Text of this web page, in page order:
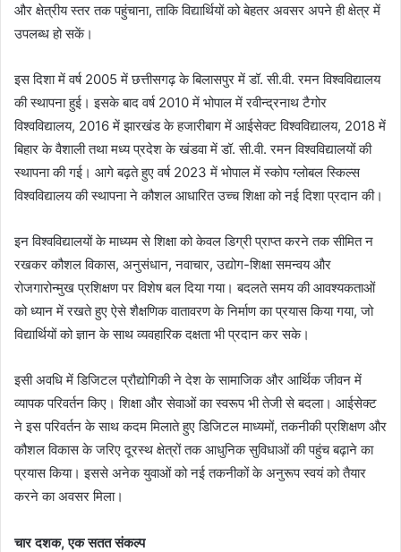
और क्षेत्रीय स्तर तक पहुंचाना, ताकि विद्यार्थियों को बेहतर अवसर अपने ही क्षेत्र में
उपलब्ध हो सकें।
इस दिशा में वर्ष 2005 में छत्तीसगढ़ के बिलासपुर में डॉ. सी.वी. रमन विश्वविद्यालय
की स्थापना हुई। इसके बाद वर्ष 2010 में भोपाल में रवीन्द्रनाथ टैगोर
विश्वविद्यालय, 2016 में झारखंड के हजारीबाग में आईसेक्ट विश्वविद्यालय, 2018 में
बिहार के वैशाली तथा मध्य प्रदेश के खंडवा में डॉ. सी.वी. रमन विश्वविद्यालयों की
स्थापना की गई। आगे बढ़ते हुए वर्ष 2023 में भोपाल में स्कोप ग्लोबल स्किल्स
विश्वविद्यालय की स्थापना ने कौशल आधारित उच्च शिक्षा को नई दिशा प्रदान की।
इन विश्वविद्यालयों के माध्यम से शिक्षा को केवल डिग्री प्राप्त करने तक सीमित न
रखकर कौशल विकास, अनुसंधान, नवाचार, उद्योग-शिक्षा समन्वय और
रोजगारोन्मुख प्रशिक्षण पर विशेष बल दिया गया। बदलते समय की आवश्यकताओं
को ध्यान में रखते हुए ऐसे शैक्षणिक वातावरण के निर्माण का प्रयास किया गया, जो
विद्यार्थियों को ज्ञान के साथ व्यवहारिक दक्षता भी प्रदान कर सके।
इसी अवधि में डिजिटल प्रौद्योगिकी ने देश के सामाजिक और आर्थिक जीवन में
व्यापक परिवर्तन किए। शिक्षा और सेवाओं का स्वरूप भी तेजी से बदला। आईसेक्ट
ने इस परिवर्तन के साथ कदम मिलाते हुए डिजिटल माध्यमों, तकनीकी प्रशिक्षण और
कौशल विकास के जरिए दूरस्थ क्षेत्रों तक आधुनिक सुविधाओं की पहुंच बढ़ाने का
प्रयास किया। इससे अनेक युवाओं को नई तकनीकों के अनुरूप स्वयं को तैयार
करने का अवसर मिला।
चार दशक, एक सतत संकल्प